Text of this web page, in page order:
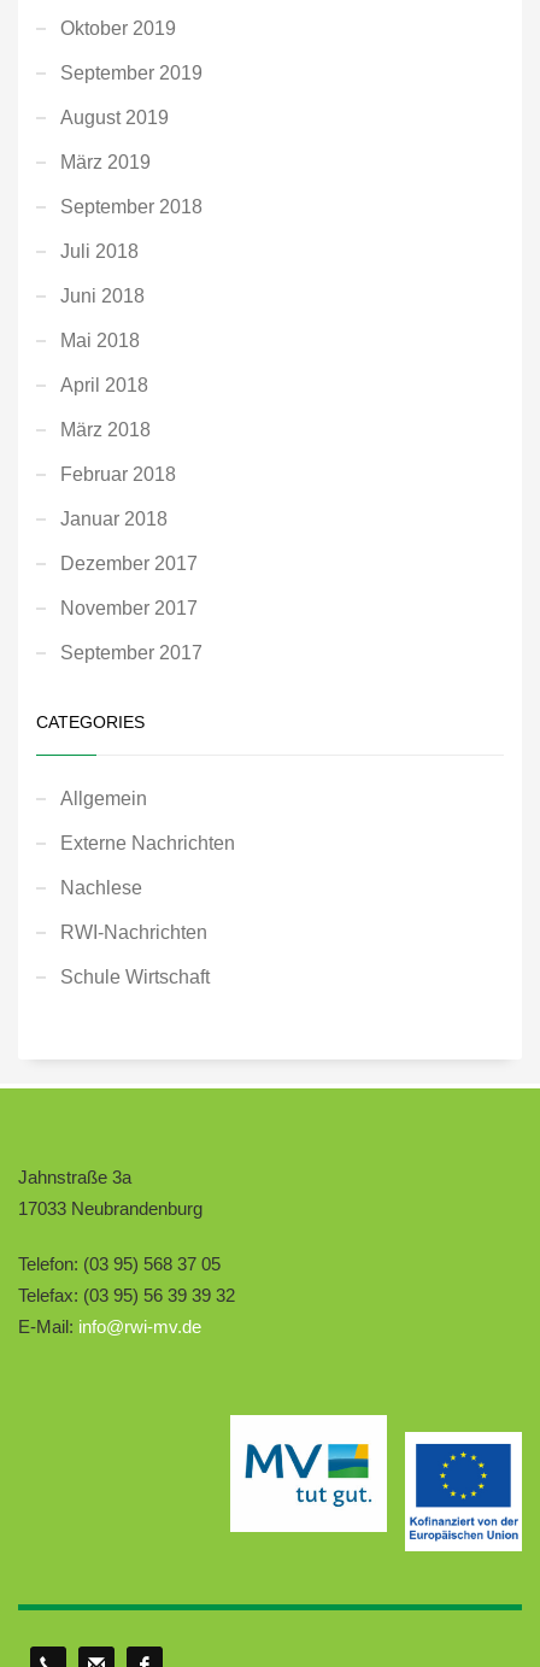
Oktober 2019
September 2019
August 2019
März 2019
September 2018
Juli 2018
Juni 2018
Mai 2018
April 2018
März 2018
Februar 2018
Januar 2018
Dezember 2017
November 2017
September 2017
CATEGORIES
Allgemein
Externe Nachrichten
Nachlese
RWI-Nachrichten
Schule Wirtschaft
Jahnstraße 3a
17033 Neubrandenburg
Telefon: (03 95) 568 37 05
Telefax: (03 95) 56 39 39 32
E-Mail: info@rwi-mv.de